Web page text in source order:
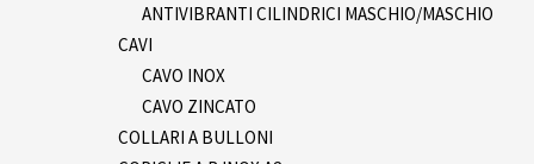
ANTIVIBRANTI CILINDRICI MASCHIO/MASCHIO
CAVI
CAVO INOX
CAVO ZINCATO
COLLARI A BULLONI